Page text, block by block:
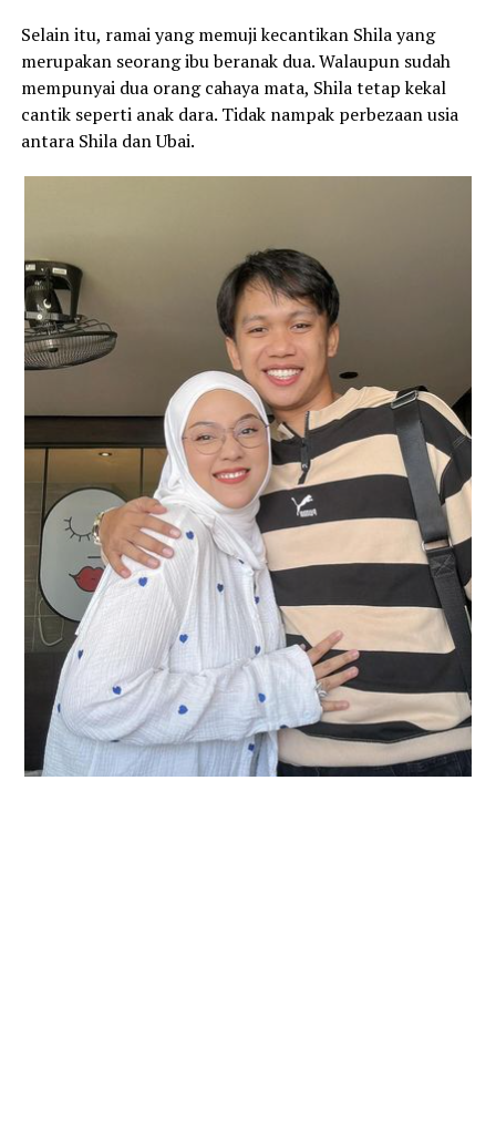
Selain itu, ramai yang memuji kecantikan Shila yang
merupakan seorang ibu beranak dua. Walaupun sudah
mempunyai dua orang cahaya mata, Shila tetap kekal
cantik seperti anak dara. Tidak nampak perbezaan usia
antara Shila dan Ubai.